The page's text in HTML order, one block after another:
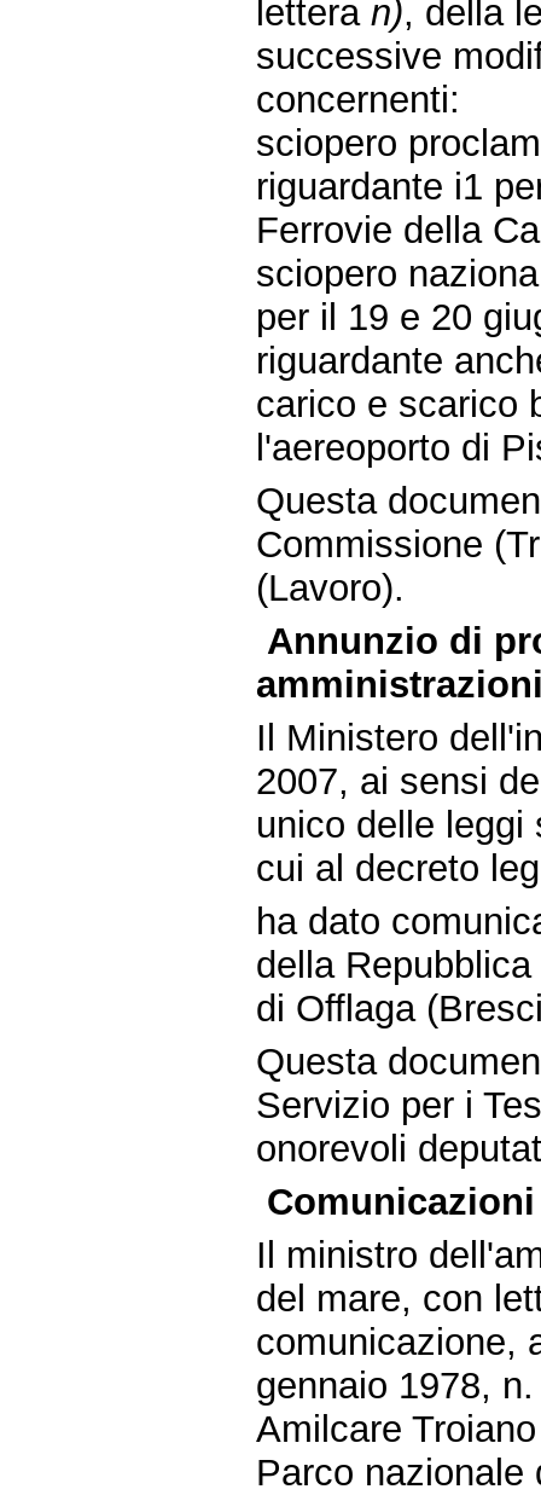
letteran), della
successive
concernenti:
sciopero
riguardante i1
Ferrovie della
sciopero
per il 19 e 20
riguardante
carico e scarico
l'aereoporto di
Questa
Commissione
(Lavoro).
Annunzio di
Il Ministero
2007, ai sensi
unico delle leggi
cui al decreto
ha dato
della
di Offlaga
Questa
Servizio per i
onorevoli
Il ministro
del mare, con
comunicazione,
gennaio 1978,
Amilcare
Parco nazionale